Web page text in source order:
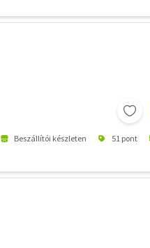
Beszállítói készleten 51 pont